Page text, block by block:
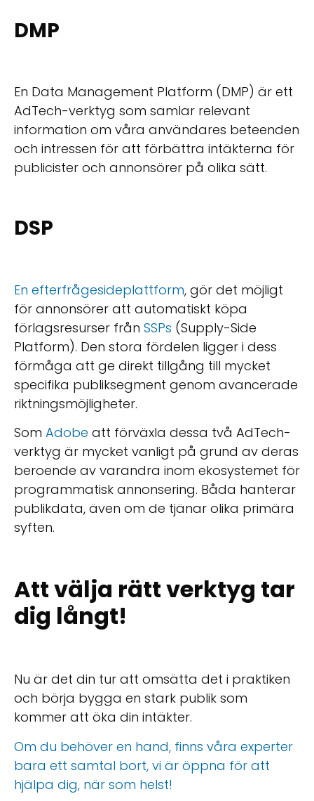
DMP
En Data Management Platform (DMP) är ett
AdTech-verktyg som samlar relevant
information om våra användares beteenden
och intressen för att förbättra intäkterna för
publicister och annonsörer på olika sätt.
DSP
En efterfrågesideplattform, gör det möjligt
för annonsörer att automatiskt köpa
förlagsresurser från SSPs (Supply-Side
Platform). Den stora fördelen ligger i dess
förmåga att ge direkt tillgång till mycket
specifika publiksegment genom avancerade
riktningsmöjligheter.
Som Adobe att förväxla dessa två AdTech-
verktyg är mycket vanligt på grund av deras
beroende av varandra inom ekosystemet för
programmatisk annonsering. Båda hanterar
publikdata, även om de tjänar olika primära
syften.
Att välja rätt verktyg tar
dig långt!
Nu är det din tur att omsätta det i praktiken
och börja bygga en stark publik som
kommer att öka din intäkter.
Om du behöver en hand, finns våra experter
bara ett samtal bort, vi är öppna för att
hjälpa dig, när som helst!